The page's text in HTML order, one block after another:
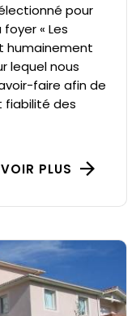
pour
« Les
humainement
lequel nous
faire afin de
fiabilité des
PLUS